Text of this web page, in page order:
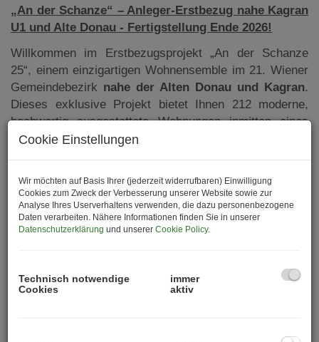
„An der Schanze“ – Anleger-Erstbezug nahe Kagran
U1 und Alte Donau - Fertigstellung Ende 2026!
Willkommen im Erstbezugsprojekt „An der Schanze
25“, einem einzigartigen Wohnensemble im 21. Wiener
Gemeindebezirk nahe der Alten Donau und Kagran.
Dieses exklusive Projekt bietet Ihnen 212 moderne,
hochwertig ausgestattete Wohnungen inmitten eines
lebendigen Stadtquartiers, das zugleich perfekte
Mit einer Mischung aus Eigengrund und einer
durchdachten Architektur wird „An der Schanze“ zu
einem idealen Zuhause sowohl für EigennutzerInnen als
DieFertigstellung ist noch 2026geplant.
Cookie Einstellungen
Wir möchten auf Basis Ihrer (jederzeit widerrufbaren) Einwilligung
Cookies zum Zweck der Verbesserung unserer Website sowie zur
Analyse Ihres Userverhaltens verwenden, die dazu personenbezogene
Daten verarbeiten. Nähere Informationen finden Sie in unserer
Datenschutzerklärung und unserer Cookie Policy.
Technisch notwendige
Cookies
immer
aktiv